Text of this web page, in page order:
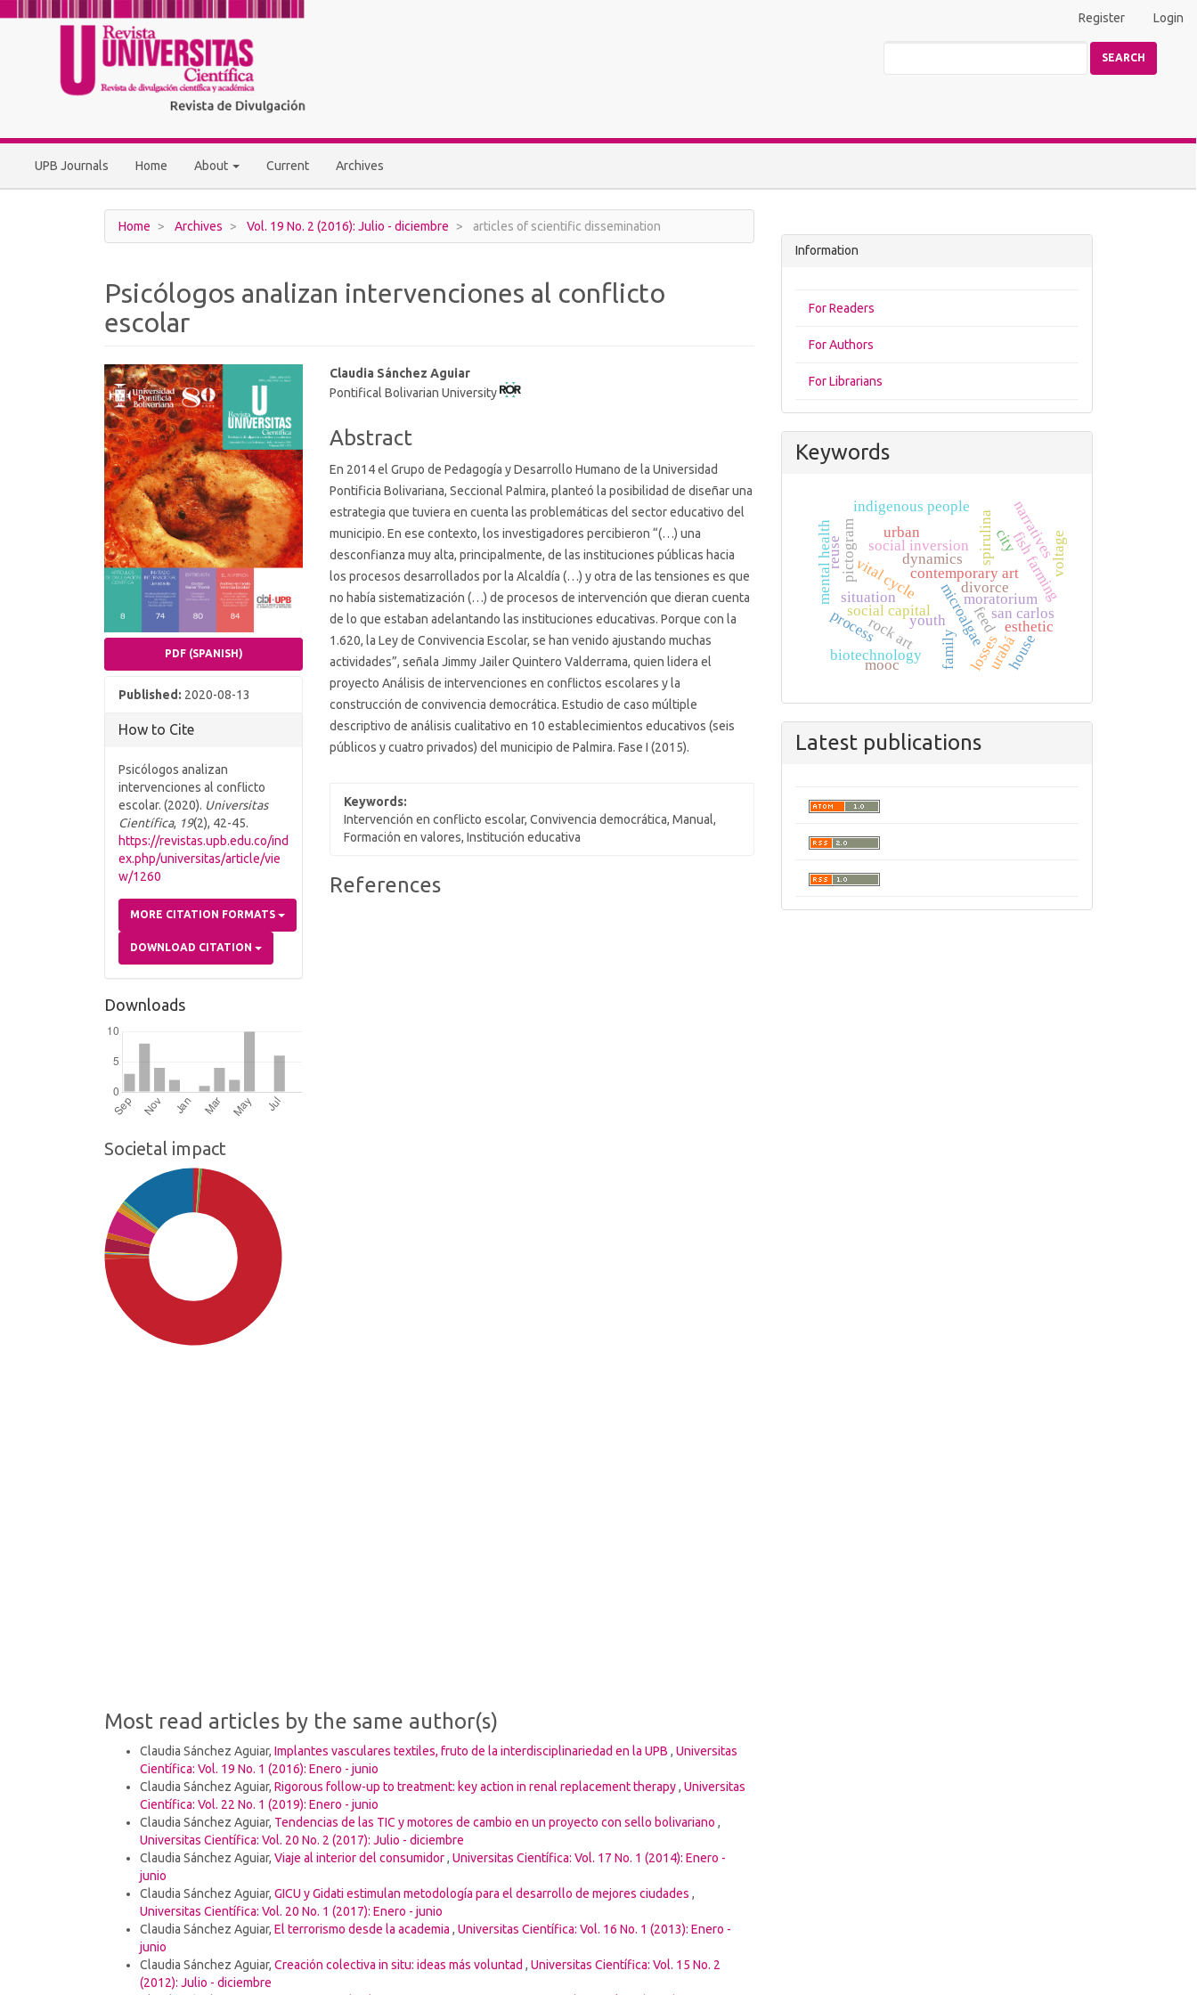
Navigation
Sidebar
Register Login
UPB Journals Home About Current Archives
SEARCH
Home Archives Vol. 19 No. 2 (2016): Julio - diciembre articles of scientific dissemination
Psicólogos analizan intervenciones al conflicto
escolar
Article
Sidebar
PDF (SPANISH)
Published: 2020-08-13
How to Cite
Psicólogos analizan
intervenciones al conflicto
escolar. (2020). Universitas
Científica, 19(2), 42-45.
https://revistas.upb.edu.co/ind
ex.php/universitas/article/vie
w/1260
MORE CITATION FORMATS
DOWNLOAD CITATION
Downloads
Societal impact
Main
Article
Claudia Sánchez Aguiar
Pontifical Bolivarian University
Abstract
En 2014 el Grupo de Pedagogía y Desarrollo Humano de la Universidad
Pontificia Bolivariana, Seccional Palmira, planteó la posibilidad de diseñar una
estrategia que tuviera en cuenta las problemáticas del sector educativo del
municipio. En ese contexto, los investigadores percibieron “(…) una
desconfianza muy alta, principalmente, de las instituciones públicas hacia
los procesos desarrollados por la Alcaldía (…) y otra de las tensiones es que
no había sistematización (…) de procesos de intervención que dieran cuenta
de lo que estaban adelantando las instituciones educativas. Porque con la
1.620, la Ley de Convivencia Escolar, se han venido ajustando muchas
actividades”, señala Jimmy Jailer Quintero Valderrama, quien lidera el
proyecto Análisis de intervenciones en conflictos escolares y la
construcción de convivencia democrática. Estudio de caso múltiple
descriptivo de análisis cualitativo en 10 establecimientos educativos (seis
públicos y cuatro privados) del municipio de Palmira. Fase I (2015).
Keywords:
Intervención en conflicto escolar, Convivencia democrática, Manual,
Formación en valores, Institución educativa
Article
References
Most read articles by the same author(s)
Claudia Sánchez Aguiar, Implantes vasculares textiles, fruto de la interdisciplinariedad en la UPB , Universitas
Científica: Vol. 19 No. 1 (2016): Enero - junio
Claudia Sánchez Aguiar, Rigorous follow-up to treatment: key action in renal replacement therapy, Universitas
Científica: Vol. 22 No. 1 (2019): Enero - junio
Claudia Sánchez Aguiar, Tendencias de las TIC y motores de cambio en un proyecto con sello bolivariano ,
Universitas Científica: Vol. 20 No. 2 (2017): Julio - diciembre
Claudia Sánchez Aguiar, Viaje al interior del consumidor, Universitas Científica: Vol. 17 No. 1 (2014): Enero -
junio
Claudia Sánchez Aguiar, GICU y Gidati estimulan metodología para el desarrollo de mejores ciudades ,
Universitas Científica: Vol. 20 No. 1 (2017): Enero - junio
Claudia Sánchez Aguiar, El terrorismo desde la academia , Universitas Científica: Vol. 16 No. 1 (2013): Enero -
junio
Claudia Sánchez Aguiar, Creación colectiva in situ: ideas más voluntad , Universitas Científica: Vol. 15 No. 2
(2012): Julio - diciembre
Information
For Readers
For Authors
For Librarians
Keywords
dynamics
city
contemporary art
moratorium
youth
vital cycle
social inversion
social capital microalgae
spirulina fish farming
feedsan carlos
rock art
pictogram
indigenous people
esthetic
situation
urban
process
divorce
family
mental health narratives
biotechnology
mooc urabáhouse
voltage
reuse
losses
Latest publications